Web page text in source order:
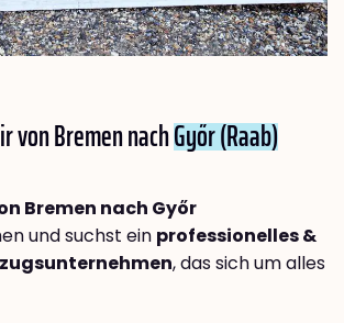
von Bremen nachGyőr (Raab)
Bremen nach Győr
und suchst ein professionelles &
, das sich um alles